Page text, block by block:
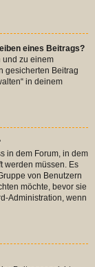
eines Beitrags?
und zu einem
gesicherten Beitrag
in deinem
in dem Forum, in dem
werden müssen. Es
von Benutzern
möchte, bevor sie
Administration, wenn